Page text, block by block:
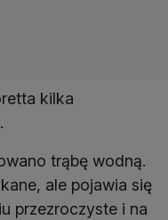
kilka
trąbę wodną.
ale pojawia się
przezroczyste i na